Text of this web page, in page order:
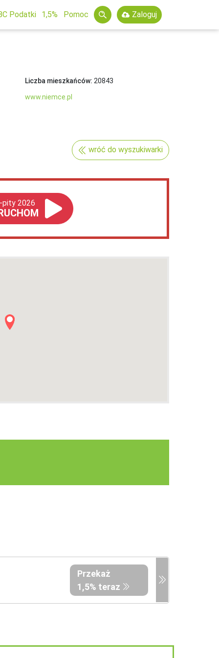
Podatki 1,5% Pomoc Zaloguj
Liczba mieszkańców: 20843
www.niemce.pl
wróć do wyszukiwarki
pity 2026
Przekaż
1,5% teraz